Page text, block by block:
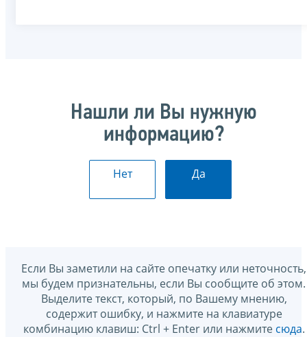
Нашли ли Вы нужную
информацию?
Нет Да
Если Вы заметили на сайте опечатку или неточность,
мы будем признательны, если Вы сообщите об этом.
Выделите текст, который, по Вашему мнению,
содержит ошибку, и нажмите на клавиатуре
комбинацию клавиш: Ctrl + Enter или нажмите сюда.